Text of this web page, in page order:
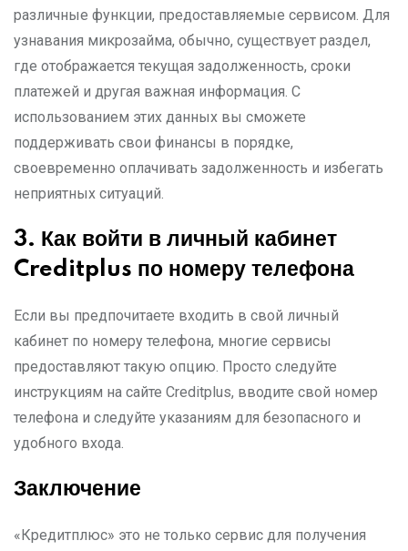
различные функции, предоставляемые сервисом. Для
узнавания микрозайма, обычно, существует раздел,
где отображается текущая задолженность, сроки
платежей и другая важная информация. С
использованием этих данных вы сможете
поддерживать свои финансы в порядке,
своевременно оплачивать задолженность и избегать
неприятных ситуаций.
3. Как войти в личный кабинет
Creditplus по номеру телефона
Если вы предпочитаете входить в свой личный
кабинет по номеру телефона, многие сервисы
предоставляют такую опцию. Просто следуйте
инструкциям на сайте Creditplus, вводите свой номер
телефона и следуйте указаниям для безопасного и
удобного входа.
Заключение
«Кредитплюс» это не только сервис для получения